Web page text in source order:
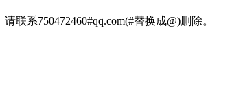
系750472460#qq.com(#替换成@)删除。